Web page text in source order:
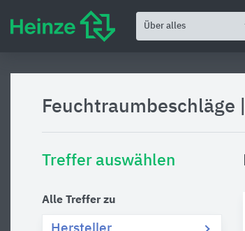
Über alles
Feuchtraumbeschläge
Treffer auswählen
Alle Treffer zu